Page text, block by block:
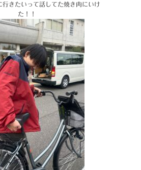
行きたいって話してた焼き肉にいけ
た！！